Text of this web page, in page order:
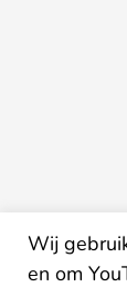
Wij
en om